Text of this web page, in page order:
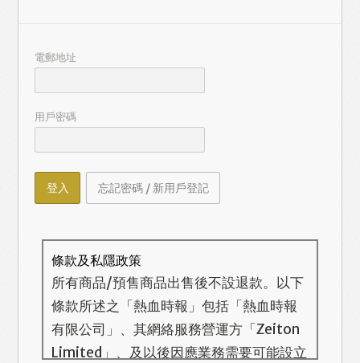
電郵地址
用戶密碼
登入 忘記密碼 / 新用戶登記
條款及私隱政策
所有商品/預售商品出售後不設退款。以下
條款所述之「熱血時報」包括「熱血時報
有限公司」、其網絡服務營運方「Zeiton
Limited」、及以後因應業務需要可能設立